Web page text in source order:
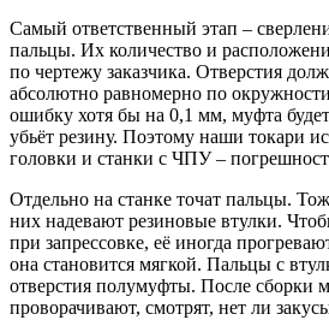
Самый ответственный этап –
пальцы. Их количество и
по чертежу заказчика. Отверстия
абсолютно равномерно по
ошибку хотя бы на 0,1 мм, муфта
убьёт резину. Поэтому наши токари
головки и станки с ЧПУ –
Отдельно на станке точат пальцы.
них надевают резиновые втулки.
при запрессовке, её иногда
она становится мягкой. Пальцы с
отверстия полумуфты. После сборки
проворачивают, смотрят, нет ли